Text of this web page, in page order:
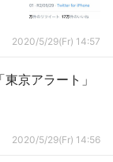
2020/5/29(Fr) 14:57
京アラート」
2020/5/29(Fr) 14:56